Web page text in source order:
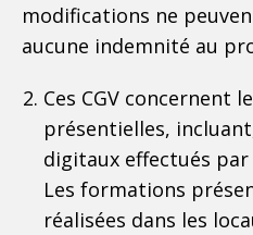
modifications ne
aucune indemnité au
Ces CGV concernent
présentielles,
digitaux effectués
Les formations
réalisées dans les